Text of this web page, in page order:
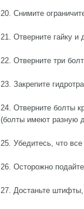
20. Снимите
21. Отверните гайку и
22. Отверните три
23. Закрепите
24. Отверните болты
(болты имеют разную
25. Убедитесь, что
26. Осторожно
27. Достаньте